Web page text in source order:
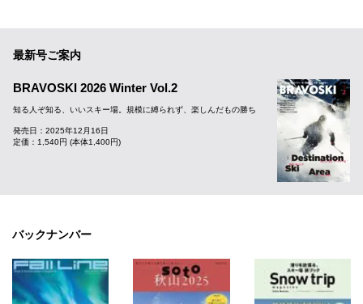
最新号ご案内
BRAVOSKI 2026 Winter Vol.2
知る人ぞ知る、いいスキー場。規模に縛られず、楽しんだもの勝ち
発売日：2025年12月16日
定価：1,540円 (本体1,400円)
バックナンバー